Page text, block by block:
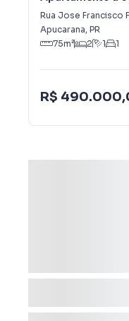
Vale do Sol
Rua Jose Francisco
Apucarana, PR
75m² 2 1 1
R$